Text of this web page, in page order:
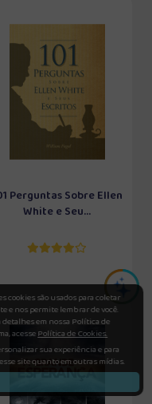
Perguntas Sobre Ellen
White e Seu...
cookies são usados para coletar
e nos permite lembrar de você.
em nossa Política de
acessePolítica de Cookies.
sua experiência e para
site quanto em outras mídias.